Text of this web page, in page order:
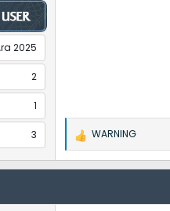
2025
2
1
3
İ
a
e
WARNING